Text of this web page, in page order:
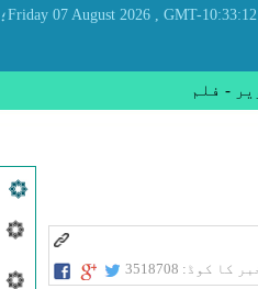
؛ GMT-10:33:12
, Friday 07 August 2026
- فلم
کا کوڈ: 3518708